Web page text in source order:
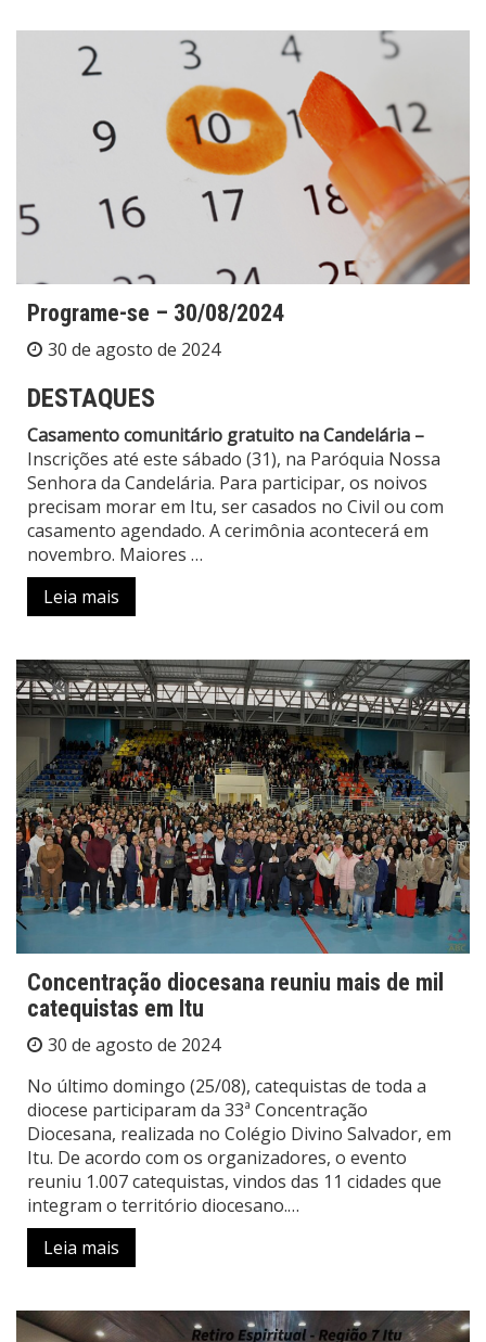
Programe-se – 30/08/2024
30 de agosto de 2024
DESTAQUES
Casamento comunitário gratuito na Candelária –
Inscrições até este sábado (31), na Paróquia Nossa
Senhora da Candelária. Para participar, os noivos
precisam morar em Itu, ser casados no Civil ou com
casamento agendado. A cerimônia acontecerá em
novembro. Maiores …
Leia mais
Concentração diocesana reuniu mais de mil
catequistas em Itu
30 de agosto de 2024
No último domingo (25/08), catequistas de toda a
diocese participaram da 33ª Concentração
Diocesana, realizada no Colégio Divino Salvador, em
Itu. De acordo com os organizadores, o evento
reuniu 1.007 catequistas, vindos das 11 cidades que
integram o território diocesano.…
Leia mais